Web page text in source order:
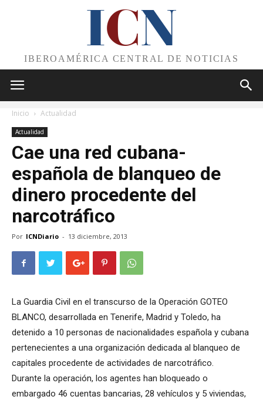
ICN
IBEROAMÉRICA CENTRAL DE NOTICIAS
Inicio Actualidad
Actualidad
Cae una red cubana-
española de blanqueo de
dinero procedente del
narcotráfico
Por ICNDiario - 13 diciembre, 2013
La Guardia Civil en el transcurso de la Operación GOTEO
BLANCO, desarrollada en Tenerife, Madrid y Toledo, ha
detenido a 10 personas de nacionalidades española y cubana
pertenecientes a una organización dedicada al blanqueo de
capitales procedente de actividades de narcotráfico.
Durante la operación, los agentes han bloqueado o
embargado 46 cuentas bancarias, 28 vehículos y 5 viviendas,